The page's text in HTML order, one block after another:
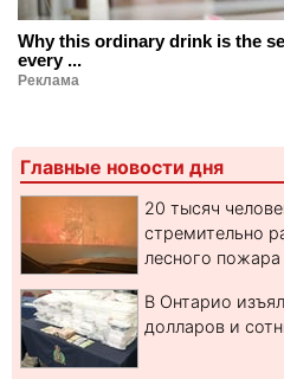
Why this ordinary drink is the
every ...
Реклама
Главные новости дня
20 тысяч
стремительно
лесного
В Онтарио
долларов и